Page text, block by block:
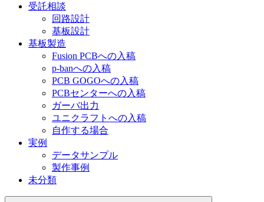
受託相談
回路設計
基板設計
基板製造
Fusion PCBへの入稿
p-banへの入稿
PCB GOGOへの入稿
PCBセンターへの入稿
ガーバ出力
ユニクラフトへの入稿
自作する場合
実例
データサンプル
製作事例
未分類